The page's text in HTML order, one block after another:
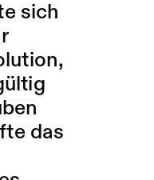
sich
das